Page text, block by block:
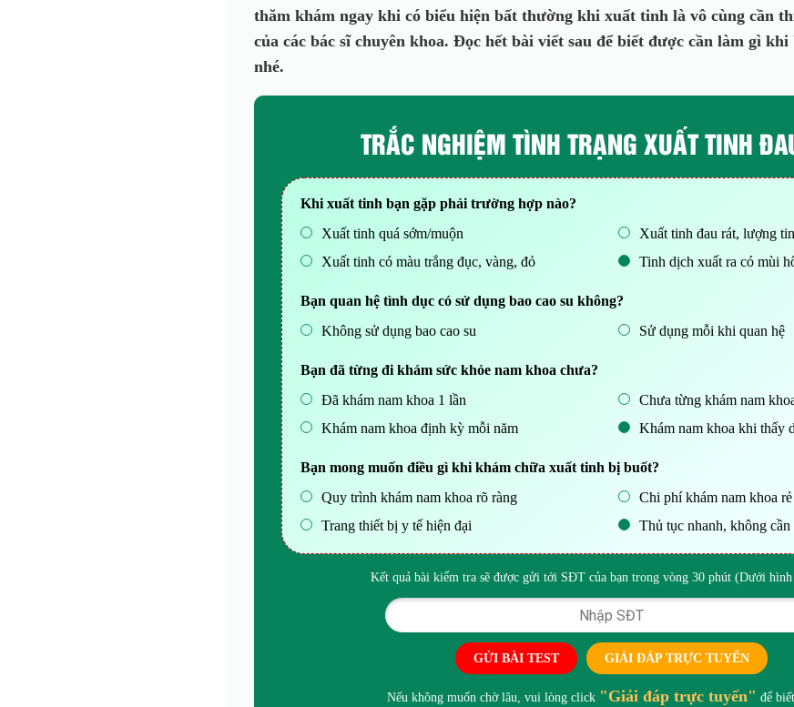
thăm khám ngay khi có biểu hiện bất thường khi xuất tinh là vô cùng cần
của các bác sĩ chuyên khoa. Đọc hết bài viết sau để biết được cần làm gì
nhé.
TRẮC NGHIỆM TÌNH TRẠNG XUẤT TINH
Khi xuất tinh bạn gặp phải trường hợp nào?
Xuất tinh quá sớm/muộn
Xuất tinh đau rát, lượng
Xuất tinh có màu trắng đục, vàng, đỏ
Tinh dịch xuất ra có mùi
Bạn quan hệ tình dục có sử dụng bao cao su không?
Không sử dụng bao cao su
Sử dụng mỗi khi quan hệ
Bạn đã từng đi khám sức khỏe nam khoa chưa?
Đã khám nam khoa 1 lần
Chưa từng khám nam
Khám nam khoa định kỳ mỗi năm
Khám nam khoa khi thấy
Bạn mong muốn điều gì khi khám chữa xuất tinh bị buốt?
Quy trình khám nam khoa rõ ràng
Chi phí khám nam khoa rẻ
Trang thiết bị y tế hiện đại
Thủ tục nhanh, không cần
Kết quả bài kiểm tra sẽ được gửi tới SĐT của bạn trong vòng 30 phút (Dưới
GỬI BÀI TEST GIẢI ĐÁP TRỰC TUYẾN
Nếu không muốn chờ lâu, vui lòng click "Giải đáp trực tuyến" để